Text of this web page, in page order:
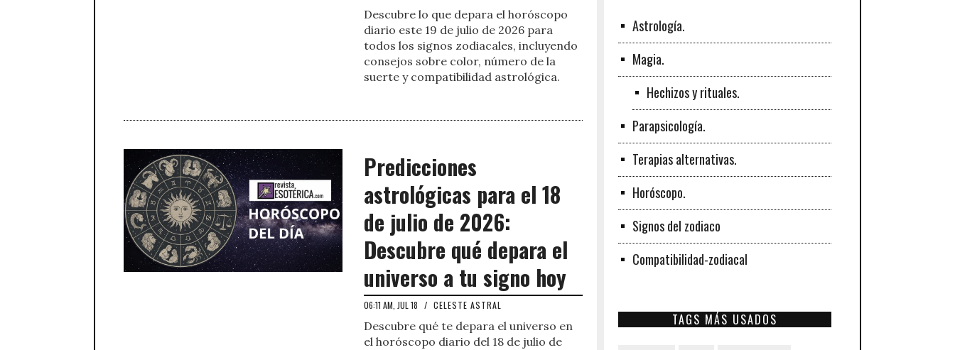
Descubre lo que depara el horóscopo
diario este 19 de julio de 2026 para
todos los signos zodiacales, incluyendo
consejos sobre color, número de la
suerte y compatibilidad astrológica.
Predicciones
astrológicas para el 18
de julio de 2026:
Descubre qué depara el
universo a tu signo hoy
06:11 AM, JUL 18 / CELESTE ASTRAL
Descubre qué te depara el universo en
el horóscopo diario del 18 de julio de
Astrología.
Magia.
Hechizos y rituales.
Parapsicología.
Terapias alternativas.
Horóscopo.
Signos del zodiaco
Compatibilidad-zodiacal
TAGS MÁS USADOS